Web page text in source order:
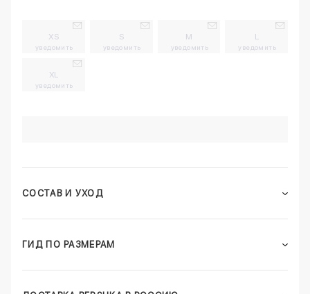
XS
уведомить
S
уведомить
M
уведомить
L
уведомить
XL
уведомить
СОСТАВ И УХОД
ГИД ПО РАЗМЕРАМ